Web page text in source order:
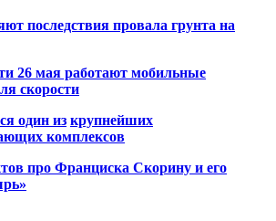
последствия провала грунта на
26 мая работают мобильные
скорости
один из крупнейших
комплексов
про Франциска Скорину и его